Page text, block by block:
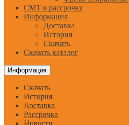
CMT в рассрочку
Информация
Доставка
История
Скачать
Скачать каталог
Информация
Скачать
История
Доставка
Рассрочка
Новости